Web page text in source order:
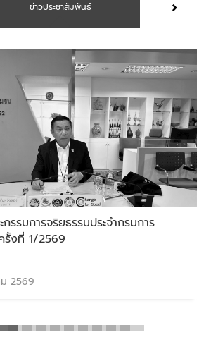
ข่าวประชาสัมพันธ์
รรมการจริยธรรมประจำกรมการ
งที่ 1/2569
2569